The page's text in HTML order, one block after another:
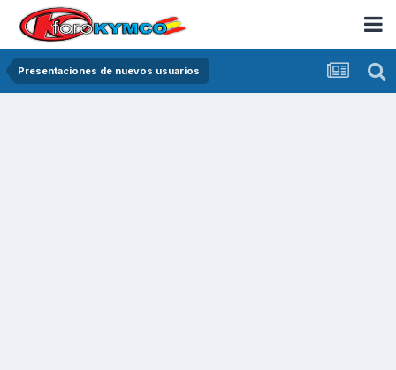
Presentaciones de nuevos usuarios